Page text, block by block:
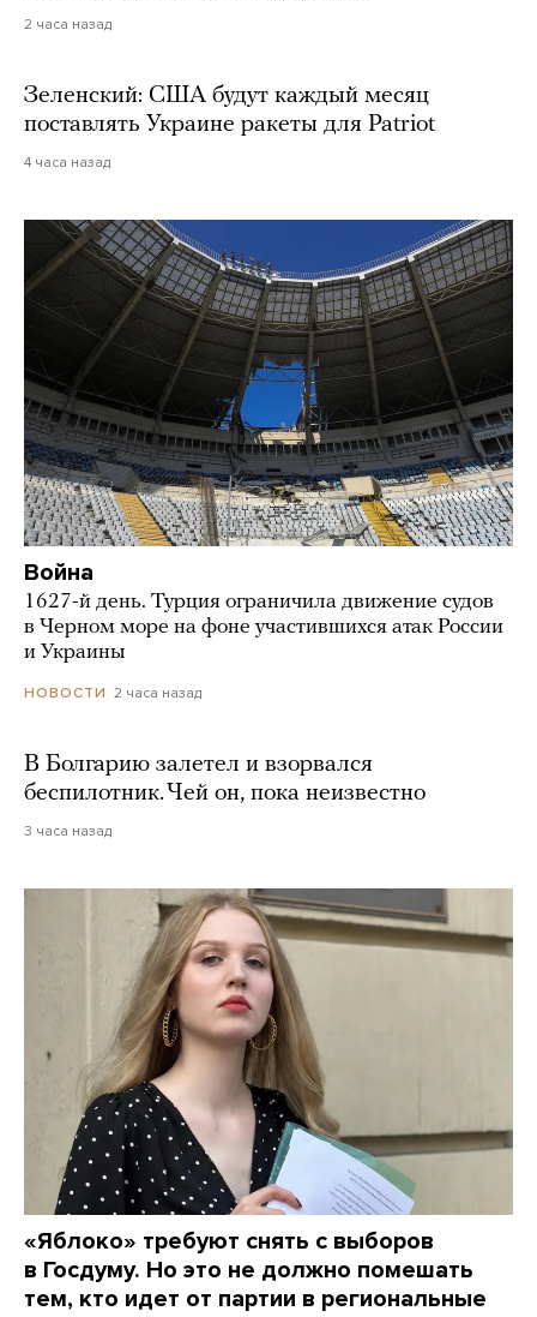
2 часа назад
Зеленский: США будут каждый месяц
поставлять Украине ракеты для Patriot
4 часа назад
Война
1627-й день. Турция ограничила движение судов
в Черном море на фоне участившихся атак России
и Украины
НОВОСТИ 2 часа назад
В Болгарию залетел и взорвался
беспилотник. Чей он, пока неизвестно
3 часа назад
«Яблоко» требуют снять с выборов
в Госдуму. Но это не должно помешать
тем, кто идет от партии в региональные